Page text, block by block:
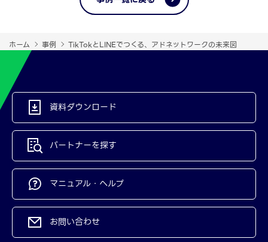
ホーム 事例 TikTokとLINEでつくる、アドネットワークの未来図
資料ダウンロード
パートナーを探す
マニュアル・ヘルプ
お問い合わせ